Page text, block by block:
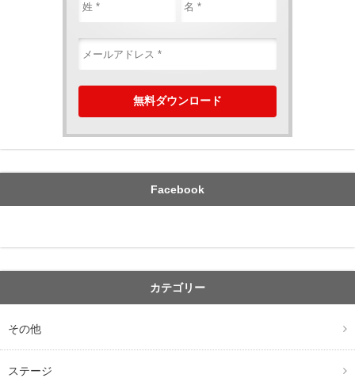
Facebook
カテゴリー
その他
ステージ